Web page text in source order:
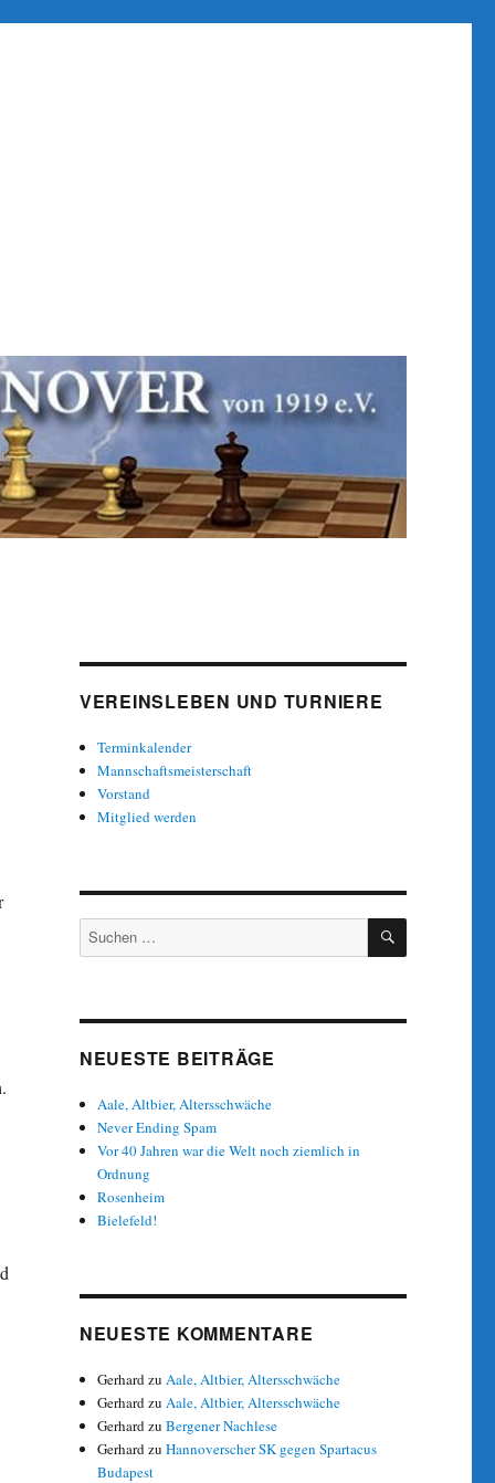
VEREINSLEBEN UND TURNIERE
Terminkalender
Mannschaftsmeisterschaft
Vorstand
Mitglied werden
Suche
nach:
SUCHEN
NEUESTE BEITRÄGE
Aale, Altbier, Altersschwäche
Never Ending Spam
Vor 40 Jahren war die Welt noch ziemlich in
Ordnung
Rosenheim
Bielefeld!
NEUESTE KOMMENTARE
GerhardzuAale, Altbier, Altersschwäche
GerhardzuAale, Altbier, Altersschwäche
GerhardzuBergener Nachlese
GerhardzuHannoverscher SK gegen Spartacus
Budapest